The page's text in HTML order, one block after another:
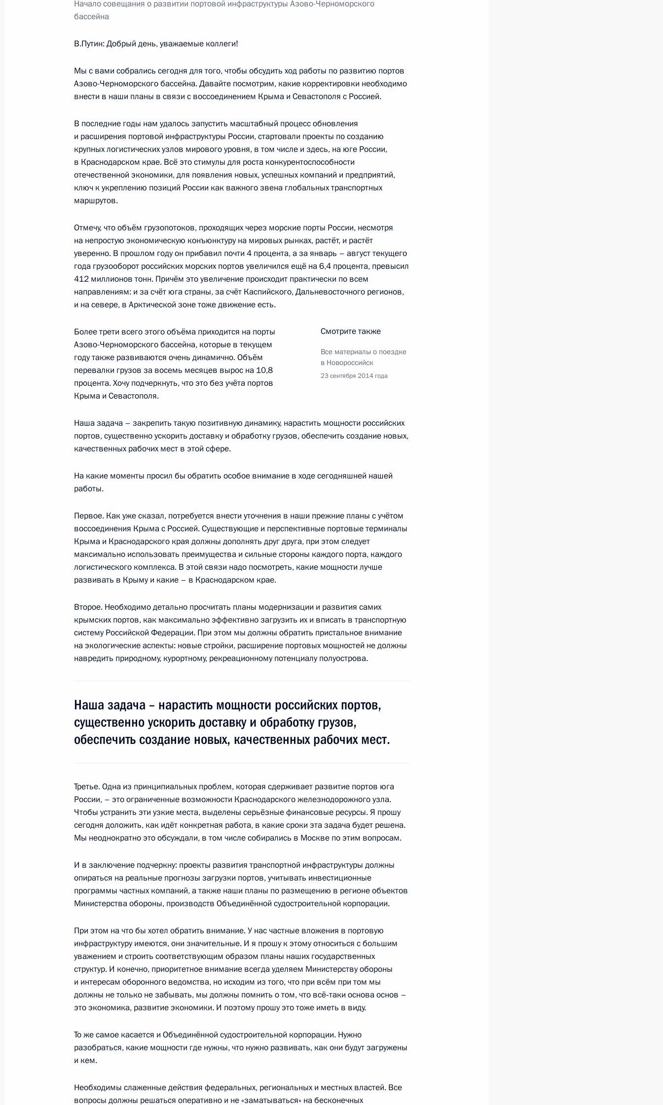
18 сентября 2014 года, 16:30
17 сентября 2014 года, среда
Встреча с вновь избранными руководителями субъектов
Российской Федерации
17 сентября 2014 года, 19:10 Москва, Кремль
7
Встреча с председателем правления ОАО «Газпром» Алексеем
Миллером
17 сентября 2014 года, 17:30 Москва, Кремль
15 сентября 2014 года, понедельник
Рабочая встреча с Генеральным прокурором Юрием Чайкой
15 сентября 2014 года, 15:30
12 сентября 2014 года, пятница
Заседание Совета глав государств ШОС
12 сентября 2014 года, 13:30 Душанбе
11 сентября 2014 года, четверг
Монголии Цахиагийн Элбэгдоржем
11 сентября 2014 года, 16:15 Душанбе
10 сентября 2014 года, среда
10 сентября 2014 года, 20:30 Москва, Кремль
Совещание по вопросу разработки проекта госпрограммы
вооружения на 2016–2025 годы
9 сентября 2014 года, вторник
Рабочая встреча с Александром Богомазом
5 сентября 2014 года, пятница
Рабочая встреча с исполняющим обязанности Главы Республики
Рабочая встреча с Министром транспорта Максимом Соколовым
5 сентября 2014 года, 13:30 Горно-Алтайск
2
Рабочая встреча с исполняющим обязанности губернатора
Алтайского края Александром Карлиным
4 сентября 2014 года, четверг
Совещание по ликвидации последствий паводков
4 сентября 2014 года, 14:00 Горно-Алтайск
2 сентября 2014 года, вторник
Совещание по вопросу развития космодрома Восточный
2 сентября 2014 года, 13:00 Амурская область, космодром Восточный
Начало совещания о развитии портовой инфраструктуры Азово-Черноморского
бассейна
В.Путин: Добрый день, уважаемые коллеги!
Мы с вами собрались сегодня для того, чтобы обсудить ход работы по развитию портов
Азово-Черноморского бассейна. Давайте посмотрим, какие корректировки необходимо
внести в наши планы в связи с воссоединением Крыма и Севастополя с Россией.
В последние годы нам удалось запустить масштабный процесс обновления
и расширения портовой инфраструктуры России, стартовали проекты по созданию
крупных логистических узлов мирового уровня, в том числе и здесь, на юге России,
в Краснодарском крае. Всё это стимулы для роста конкурентоспособности
отечественной экономики, для появления новых, успешных компаний и предприятий,
ключ к укреплению позиций России как важного звена глобальных транспортных
маршрутов.
Отмечу, что объём грузопотоков, проходящих через морские порты России, несмотря
на непростую экономическую конъюнктуру на мировых рынках, растёт, и растёт
уверенно. В прошлом году он прибавил почти 4 процента, а за январь – август текущего
года грузооборот российских морских портов увеличился ещё на 6,4 процента, превысил
412 миллионов тонн. Причём это увеличение происходит практически по всем
направлениям: и за счёт юга страны, за счёт Каспийского, Дальневосточного регионов,
и на севере, в Арктической зоне тоже движение есть.
Смотрите также
Все материалы о поездке
в Новороссийск
23 сентября 2014 года
Более трети всего этого объёма приходится на порты
Азово-Черноморского бассейна, которые в текущем
году также развиваются очень динамично. Объём
перевалки грузов за восемь месяцев вырос на 10,8
процента. Хочу подчеркнуть, что это без учёта портов
Крыма и Севастополя.
Наша задача – закрепить такую позитивную динамику, нарастить мощности российских
портов, существенно ускорить доставку и обработку грузов, обеспечить создание новых,
качественных рабочих мест в этой сфере.
На какие моменты просил бы обратить особое внимание в ходе сегодняшней нашей
работы.
Первое. Как уже сказал, потребуется внести уточнения в наши прежние планы с учётом
воссоединения Крыма с Россией. Существующие и перспективные портовые терминалы
Крыма и Краснодарского края должны дополнять друг друга, при этом следует
максимально использовать преимущества и сильные стороны каждого порта, каждого
логистического комплекса. В этой связи надо посмотреть, какие мощности лучше
развивать в Крыму и какие – в Краснодарском крае.
Второе. Необходимо детально просчитать планы модернизации и развития самих
крымских портов, как максимально эффективно загрузить их и вписать в транспортную
систему Российской Федерации. При этом мы должны обратить пристальное внимание
на экологические аспекты: новые стройки, расширение портовых мощностей не должны
навредить природному, курортному, рекреационному потенциалу полуострова.
Наша задача – нарастить мощности российских портов,
существенно ускорить доставку и обработку грузов,
обеспечить создание новых, качественных рабочих мест.
Третье. Одна из принципиальных проблем, которая сдерживает развитие портов юга
России, – это ограниченные возможности Краснодарского железнодорожного узла.
Чтобы устранить эти узкие места, выделены серьёзные финансовые ресурсы. Я прошу
сегодня доложить, как идёт конкретная работа, в какие сроки эта задача будет решена.
Мы неоднократно это обсуждали, в том числе собирались в Москве по этим вопросам.
И в заключение подчеркну: проекты развития транспортной инфраструктуры должны
опираться на реальные прогнозы загрузки портов, учитывать инвестиционные
программы частных компаний, а также наши планы по размещению в регионе объектов
Министерства обороны, производств Объединённой судостроительной корпорации.
При этом на что бы хотел обратить внимание. У нас частные вложения в портовую
инфраструктуру имеются, они значительные. И я прошу к этому относиться с большим
уважением и строить соответствующим образом планы наших государственных
структур. И конечно, приоритетное внимание всегда уделяем Министерству обороны
и интересам оборонного ведомства, но исходим из того, что при всём при том мы
должны не только не забывать, мы должны помнить о том, что всё‑таки основа основ –
это экономика, развитие экономики. И поэтому прошу это тоже иметь в виду.
То же самое касается и Объединённой судостроительной корпорации. Нужно
разобраться, какие мощности где нужны, что нужно развивать, как они будут загружены
и кем.
Необходимы слаженные действия федеральных, региональных и местных властей. Все
вопросы должны решаться оперативно и не «заматываться» на бесконечных